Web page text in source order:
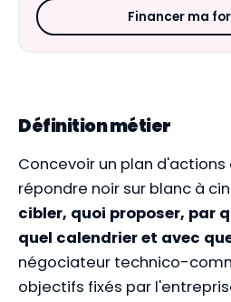
Définition métier
Concevoir un plan
répondre noir sur blanc à
cibler, quoi proposer, par
quel calendrier et avec
négociateur technico-
objectifs fixés par
Financer ma